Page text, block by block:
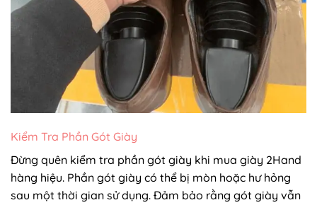
Kiểm Tra Phần Gót Giày
Đừng quên kiểm tra phần gót giày khi mua giày 2Hand
hàng hiệu. Phần gót giày có thể bị mòn hoặc hư hỏng
sau một thời gian sử dụng. Đảm bảo rằng gót giày vẫn